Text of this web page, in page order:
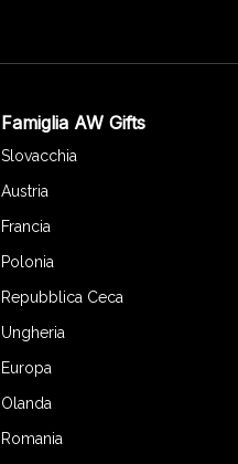
Famiglia AW Gifts
Slovacchia
Austria
Francia
Polonia
Repubblica Ceca
Ungheria
Europa
Olanda
Romania